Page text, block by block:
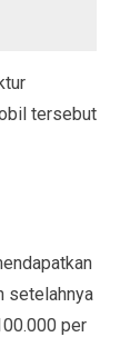
tersebut
setelahnya
per